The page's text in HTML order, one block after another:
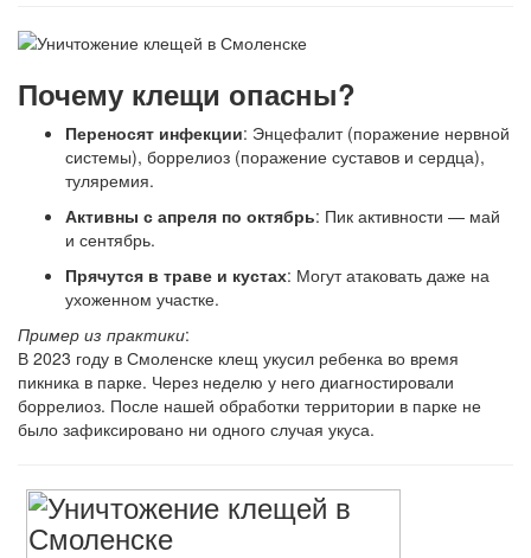
Почему клещи опасны?
Переносят инфекции: Энцефалит (поражение нервной
системы), боррелиоз (поражение суставов и сердца),
туляремия.
Активны с апреля по октябрь: Пик активности — май
и сентябрь.
Прячутся в траве и кустах: Могут атаковать даже на
ухоженном участке.
Пример из практики:
В 2023 году в Смоленске клещ укусил ребенка во время
пикника в парке. Через неделю у него диагностировали
боррелиоз. После нашей обработки территории в парке не
было зафиксировано ни одного случая укуса.